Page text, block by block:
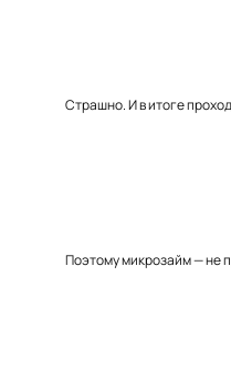
Страшно. И в итоге
Поэтому микрозайм — не